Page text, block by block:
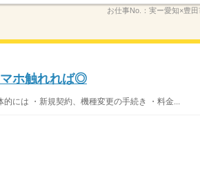
お仕事No.： 実ー愛知×豊田
ホ触れれば◎
には ・新規契約、機種変更の手続き ・料金...